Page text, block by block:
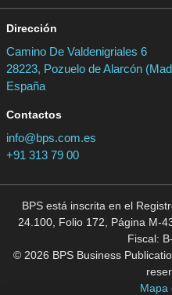
Dirección
Camino De Valdenigriales 6
28223, Pozuelo de Alarcón
España
Contactos
info@bps.com.es
+91 313 79 00
BPS está inscrita en el
24.100, Folio 172, Página M-
Fiscal:
© 2026 BPS Business
Mapa